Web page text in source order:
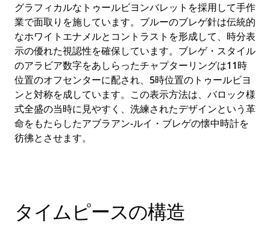
グラフィカルなトゥールビヨンバレットを採用して手作
業で面取りを施しています。ブルーのブレゲ針は伝統的
なホワイトエナメルとコントラストを形成して、時分表
示の優れた視認性を確保しています。ブレゲ・スタイル
のアラビア数字をあしらったチャプターリングは11時
位置のオフセンターに配され、5時位置のトゥールビヨ
ンと対称を成しています。この表示方法は、バロック様
式全盛の当時に見やすく、洗練されたデザインという革
命をもたらしたアブラアン-ルイ・ブレゲの懐中時計を
彷彿とさせます。
タイムピースの構造